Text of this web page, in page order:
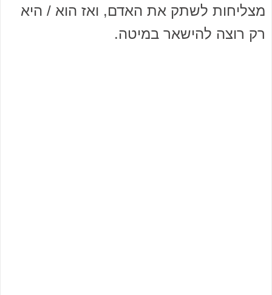
מצליחות לשתק את האדם, ואז הוא / היא
רק רוצה להישאר במיטה.